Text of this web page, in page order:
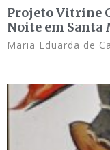
Projeto Vitrine
Noite em Santa
Maria Eduarda de